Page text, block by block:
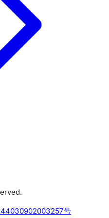
44030902003257号